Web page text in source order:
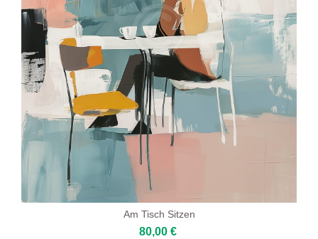
Am Tisch Sitzen
80,00 €